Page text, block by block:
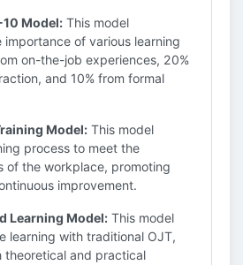
Model: This model
importance of various learning
on-the-job experiences, 20%
and 10% from formal
Model: This model
process to meet the
of the workplace, promoting
improvement.
Learning Model: This model
learning with traditional OJT,
theoretical and practical